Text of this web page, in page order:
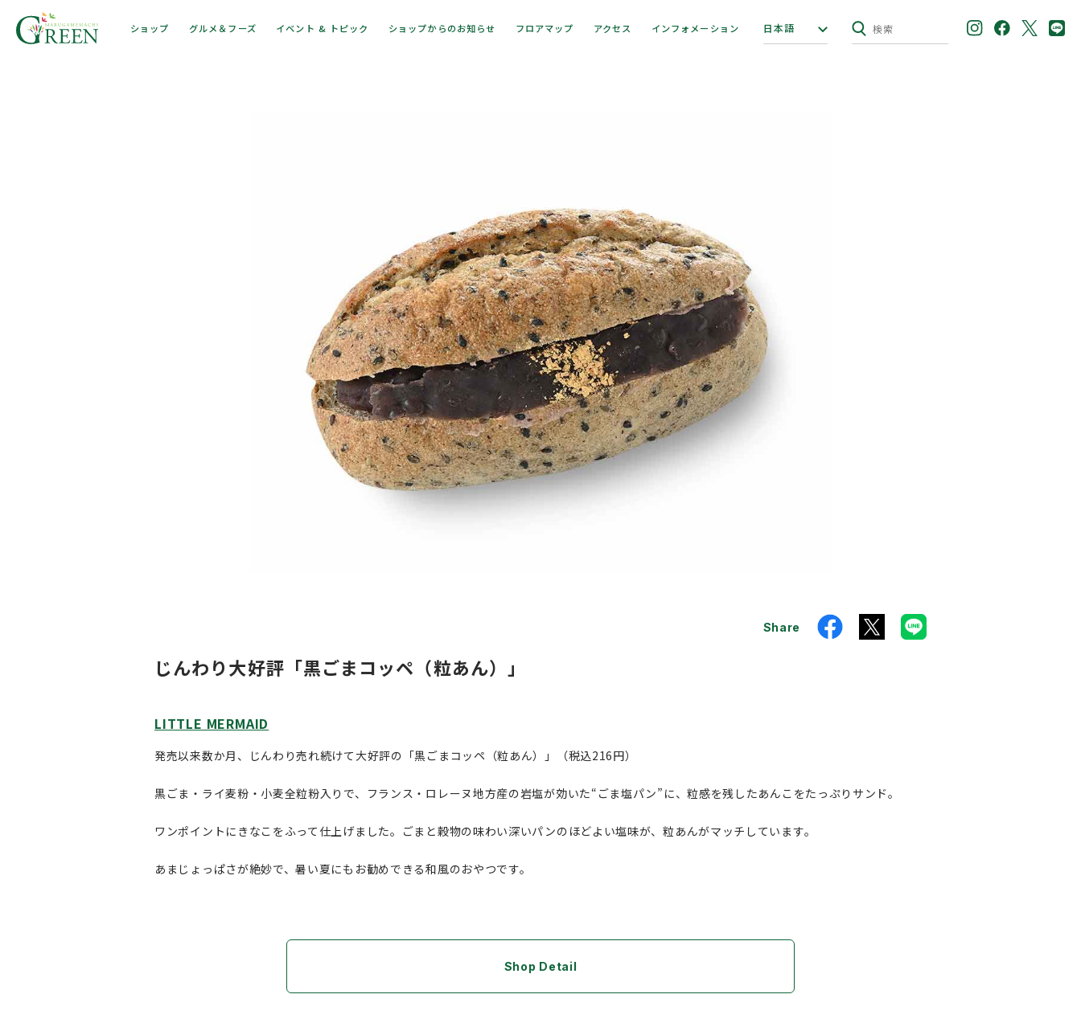
ショップ グルメ＆フーズ イベント & トピック ショップからのお知らせ フロアマップ アクセス インフォメーション 日本語
Share
じんわり大好評「黒ごまコッペ（粒あん）」
LITTLE MERMAID
発売以来数か月、じんわり売れ続けて大好評の「黒ごまコッペ（粒あん）」（税込216円）
黒ごま・ライ麦粉・小麦全粒粉入りで、フランス・ロレーヌ地方産の岩塩が効いた“ごま塩パン”に、粒感を残したあんこをたっぷりサンド。
ワンポイントにきなこをふって仕上げました。ごまと穀物の味わい深いパンのほどよい塩味が、粒あんがマッチしています。
あまじょっぱさが絶妙で、暑い夏にもお勧めできる和風のおやつです。
Shop Detail